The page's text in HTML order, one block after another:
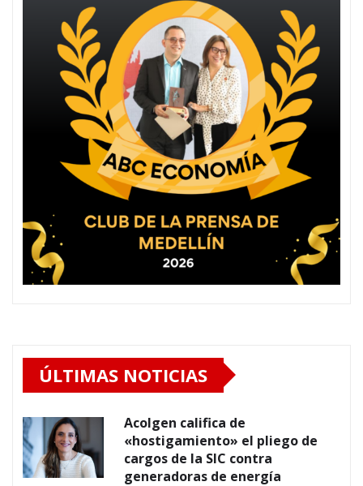
ÚLTIMAS NOTICIAS
Acolgen califica de
«hostigamiento» el pliego de
cargos de la SIC contra
generadoras de energía